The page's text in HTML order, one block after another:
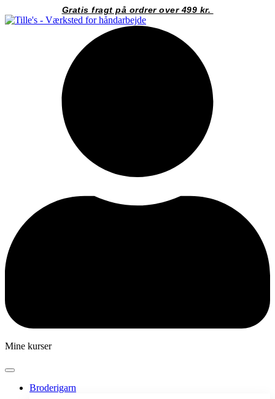
til
Gratis fragt på ordrer over 499 kr.
Mine kurser
Broderigarn